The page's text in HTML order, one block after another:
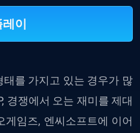
이
를 가지고 있는 경우가 많
경쟁에서 오는 재미를 제대
임즈, 엔씨소프트에 이어